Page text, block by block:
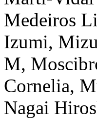
Medeiros
Izumi,
M,
Cornelia,
Nagai